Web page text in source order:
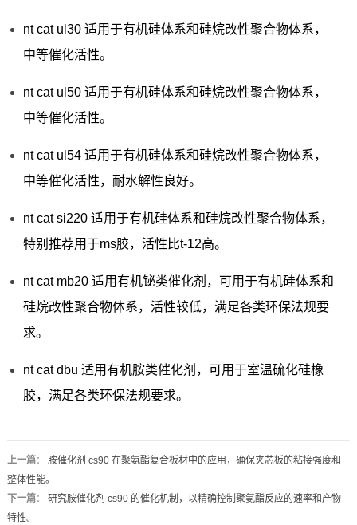
nt cat ul30 适用于有机硅体系和硅烷改性聚合物体系，
中等催化活性。
nt cat ul50 适用于有机硅体系和硅烷改性聚合物体系，
中等催化活性。
nt cat ul54 适用于有机硅体系和硅烷改性聚合物体系，
中等催化活性，耐水解性良好。
nt cat si220 适用于有机硅体系和硅烷改性聚合物体系，
特别推荐用于ms胶，活性比t-12高。
nt cat mb20 适用有机铋类催化剂，可用于有机硅体系和
硅烷改性聚合物体系，活性较低，满足各类环保法规要
求。
nt cat dbu 适用有机胺类催化剂，可用于室温硫化硅橡
胶，满足各类环保法规要求。
上一篇： 胺催化剂 cs90 在聚氨酯复合板材中的应用，确保夹芯板的粘接强度和
整体性能。
下一篇： 研究胺催化剂 cs90 的催化机制，以精确控制聚氨酯反应的速率和产物
特性。